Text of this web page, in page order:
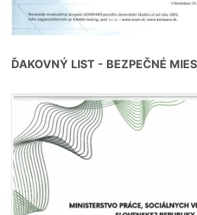
ĎAKOVNÝ LIST - BEZPEČNÉ